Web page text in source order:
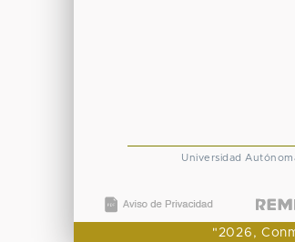
Universidad
"2026,